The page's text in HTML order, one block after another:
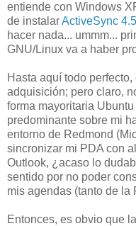
entiende con Windows
de instalarActiveSync 4.5
hacer nada... ummm...
GNU/Linux va a haber
Hasta aquí todo
adquisición; pero claro,
forma mayoritaria
predominante sobre mi
entorno de Redmond
sincronizar mi PDA con
Outlook, ¿acaso lo
sentido por no poder
mis agendas (tanto de la
Entonces, es obvio que